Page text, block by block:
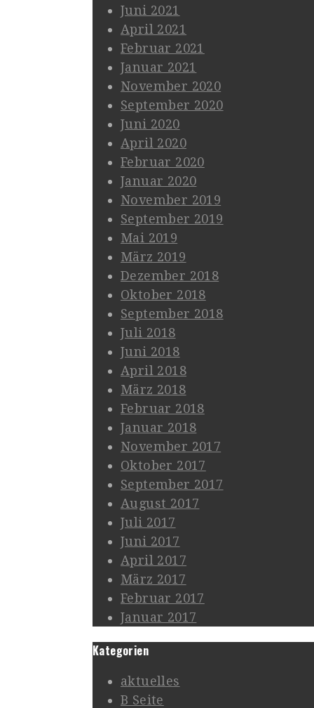
Juni 2021
April 2021
Februar 2021
Januar 2021
November 2020
September 2020
Juni 2020
April 2020
Februar 2020
Januar 2020
November 2019
September 2019
Mai 2019
März 2019
Dezember 2018
Oktober 2018
September 2018
Juli 2018
Juni 2018
April 2018
März 2018
Februar 2018
Januar 2018
November 2017
Oktober 2017
September 2017
August 2017
Juli 2017
Juni 2017
April 2017
März 2017
Februar 2017
Januar 2017
Kategorien
aktuelles
B Seite